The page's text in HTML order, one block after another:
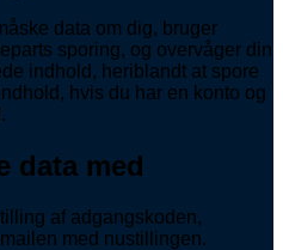
data om dig, bruger
sporing, og overvåger din
indhold, heriblandt at spore
hvis du har en konto og
data med
af adgangskoden,
med nustillingen.